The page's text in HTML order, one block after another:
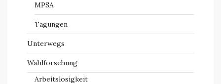
MPSA
Tagungen
Unterwegs
Wahlforschung
Arbeitslosigkeit